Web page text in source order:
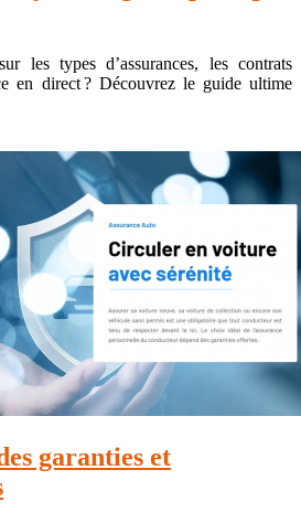
les types d’assurances, les contrats
en direct ? Découvrez le guide ultime
garanties et